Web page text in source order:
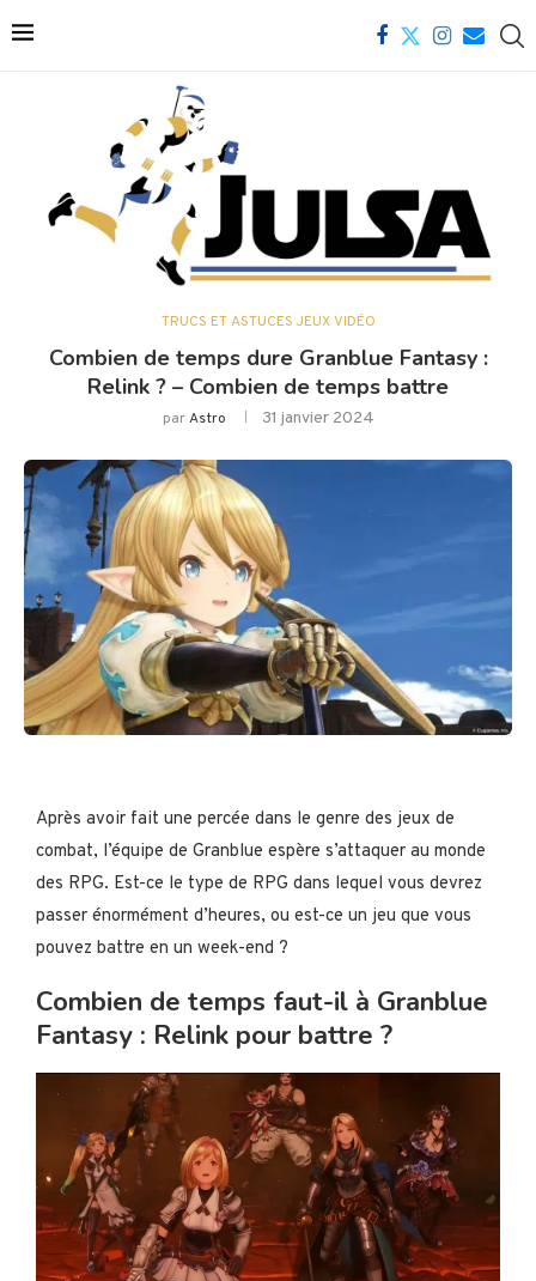
TRUCS ET ASTUCES JEUX VIDÉO
Combien de temps dure Granblue Fantasy :
Relink ? – Combien de temps battre
parAstro 31 janvier 2024
Après avoir fait une percée dans le genre des jeux de
combat, l’équipe de Granblue espère s’attaquer au monde
des RPG. Est-ce le type de RPG dans lequel vous devrez
passer énormément d’heures, ou est-ce un jeu que vous
pouvez battre en un week-end ?
Combien de temps faut-il à Granblue
Fantasy : Relink pour battre ?